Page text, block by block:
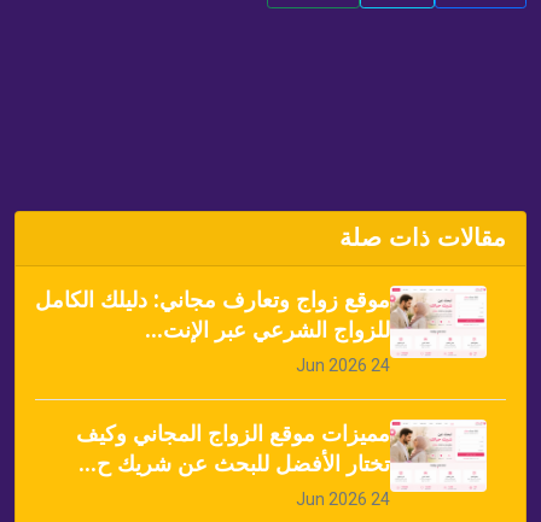
مقالات ذات صلة
موقع زواج وتعارف مجاني: دليلك الكامل
للزواج الشرعي عبر الإنت...
24 Jun 2026
مميزات موقع الزواج المجاني وكيف
تختار الأفضل للبحث عن شريك ح...
24 Jun 2026